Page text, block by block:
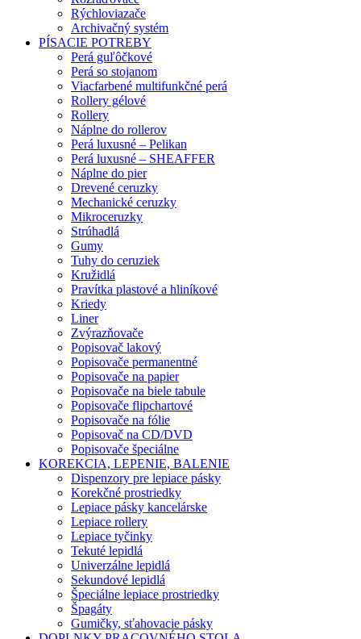
Rýchloviazače
Archivačný systém
PÍSACIE POTREBY
Perá guľôčkové
Perá so stojanom
Viacfarbené multifunkčné perá
Rollery gélové
Rollery
Náplne do rollerov
Perá luxusné – Pelikan
Perá luxusné – SHEAFFER
Náplne do pier
Drevené ceruzky
Mechanické ceruzky
Mikroceruzky
Strúhadlá
Gumy
Tuhy do ceruziek
Kružidlá
Pravítka plastové a hliníkové
Kriedy
Liner
Zvýrazňovače
Popisovač lakový
Popisovače permanentné
Popisovače na papier
Popisovače na biele tabule
Popisovače flipchartové
Popisovače na fólie
Popisovač na CD/DVD
Popisovače špeciálne
KOREKCIA, LEPENIE, BALENIE
Dispenzory pre lepiace pásky
Korekčné prostriedky
Lepiace pásky kancelárske
Lepiace rollery
Lepiace tyčinky
Tekuté lepidlá
Univerzálne lepidlá
Sekundové lepidlá
Špeciálne lepiace prostriedky
Špagáty
Gumičky, sťahovacie pásky